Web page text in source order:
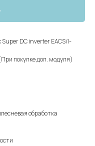
DC inverter EACS/I-
покупке доп. модуля)
обработка